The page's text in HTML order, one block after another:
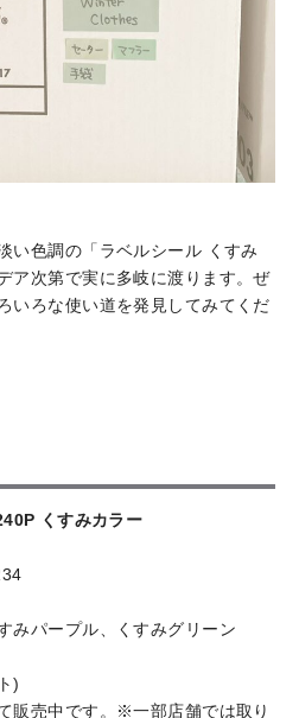
い色調の「ラベルシール くすみ
ア次第で実に多岐に渡ります。ぜ
いろな使い道を発見してみてくだ
くすみカラー
みパープル、くすみグリーン
)
販売中です。※一部店舗では取り